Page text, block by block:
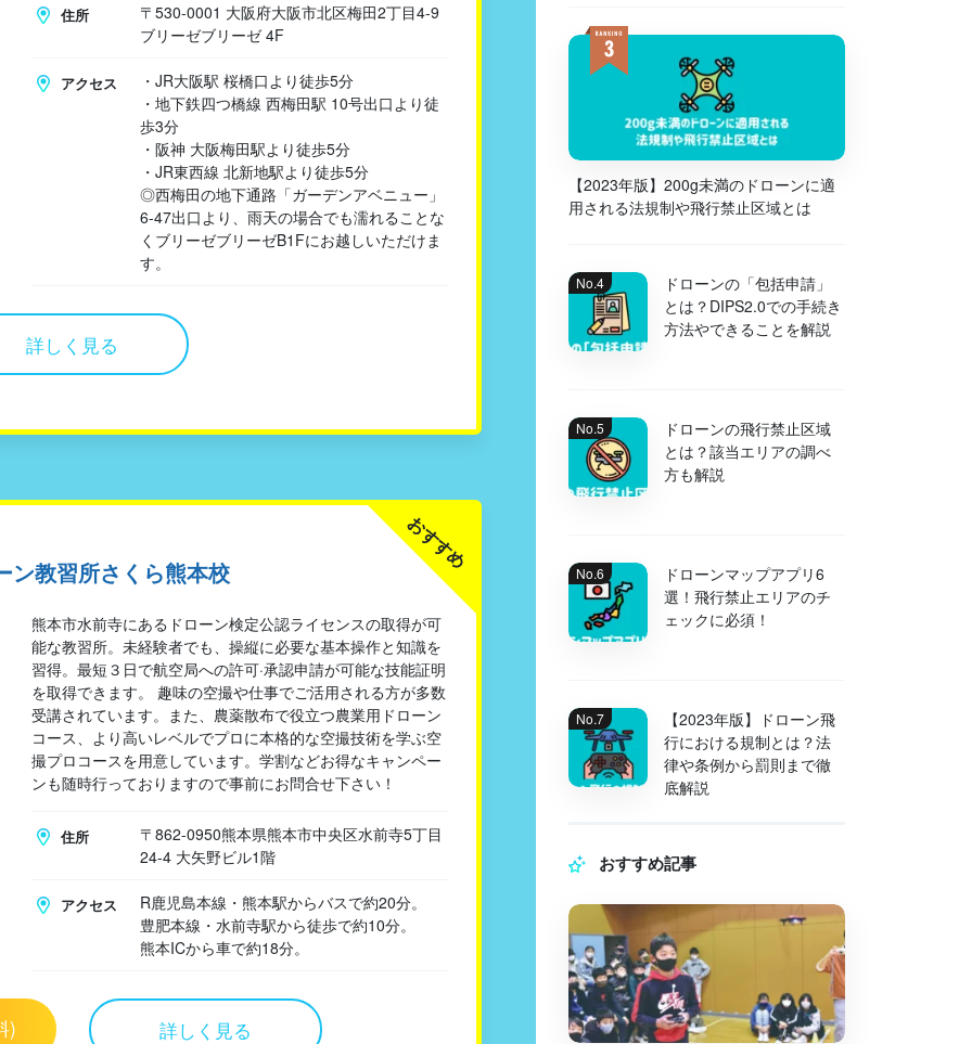
住所
〒530-0001 大阪府大阪市北区梅田2丁目4-9
ブリーゼブリーゼ 4F
アクセス
・JR大阪駅 桜橋口より徒歩5分
・地下鉄四つ橋線 西梅田駅 10号出口より徒
歩3分
・阪神 大阪梅田駅より徒歩5分
・JR東西線 北新地駅より徒歩5分
◎西梅田の地下通路「ガーデンアベニュー」
6-47出口より、雨天の場合でも濡れることな
くブリーゼブリーゼB1Fにお越しいただけま
す。
詳しく見る
おすすめ
ン教習所さくら熊本校
熊本市水前寺にあるドローン検定公認ライセンスの取得が可
能な教習所。未経験者でも、操縦に必要な基本操作と知識を
習得。最短３日で航空局への許可·承認申請が可能な技能証明
を取得できます。 趣味の空撮や仕事でご活用される方が多数
受講されています。また、農薬散布で役立つ農業用ドローン
コース、より高いレベルでプロに本格的な空撮技術を学ぶ空
撮プロコースを用意しています。学割などお得なキャンペー
ンも随時行っておりますので事前にお問合せ下さい！
住所
〒862-0950熊本県熊本市中央区水前寺5丁目
24-4 大矢野ビル1階
アクセス
R鹿児島本線・熊本駅からバスで約20分。
豊肥本線・水前寺駅から徒歩で約10分。
熊本ICから車で約18分。
) 詳しく見る
【2023年版】200g未満のドローンに適
用される法規制や飛行禁止区域とは
ドローンの「包括申請」
とは？DIPS2.0での手続き
方法やできることを解説
ドローンの飛行禁止区域
とは？該当エリアの調べ
方も解説
ドローンマップアプリ6
選！飛行禁止エリアのチ
ェックに必須！
【2023年版】ドローン飛
行における規制とは？法
律や条例から罰則まで徹
底解説
おすすめ記事